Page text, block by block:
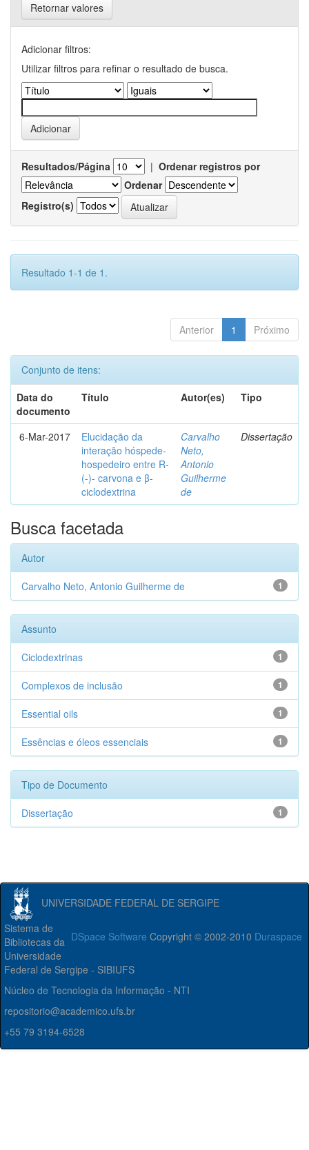
Retornar valores
Adicionar filtros:
Utilizar filtros para refinar o resultado de busca.
Resultados/Página | Ordenar registros por
Ordenar
Registro(s)
Resultado 1-1 de 1.
Anterior 1 Próximo
Conjunto de itens:
Data do
documento
Título Autor(es) Tipo
6-Mar-2017
Elucidação da
interação hóspede-
hospedeiro entre R-
(-)- carvona e β-
ciclodextrina
Carvalho
Neto,
Antonio
Guilherme
de
Dissertação
Busca facetada
Autor
1
Carvalho Neto, Antonio Guilherme de
Assunto
1
Ciclodextrinas
1
Complexos de inclusão
1
Essential oils
1
Essências e óleos essenciais
Tipo de Documento
1
Dissertação
UNIVERSIDADE FEDERAL DE SERGIPE
DSpace Software Copyright © 2002-2010 Duraspace
Sistema de
Bibliotecas da
Universidade
Federal de Sergipe - SIBIUFS
Núcleo de Tecnologia da Informação - NTI
repositorio@academico.ufs.br
+55 79 3194-6528